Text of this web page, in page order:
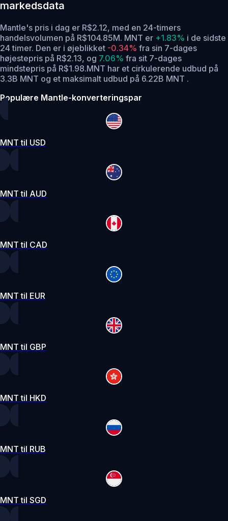
markedsdata
Mantle's pris i dag er R$2.12, med en 24-timers
handelsvolumen på R$104.85M. MNT er +1.83% i de sidste
24 timer. Den er i øjeblikket -0.34% fra sin 7-dages
højestepris på R$2.13, og 7.06% fra sit 7-dages
mindstepris på R$1.98.MNT har et cirkulerende udbud på
3.3B MNT og et maksimalt udbud på 6.22B MNT .
Populære Mantle-konverteringspar
MNT til USD
MNT til AUD
MNT til CAD
MNT til EUR
MNT til GBP
MNT til HKD
MNT til RUB
MNT til SGD